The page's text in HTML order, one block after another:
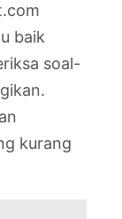
baik
soal-
kurang